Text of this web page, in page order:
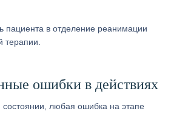
пациента в отделение реанимации
терапии.
ошибки в действиях
состоянии, любая ошибка на этапе